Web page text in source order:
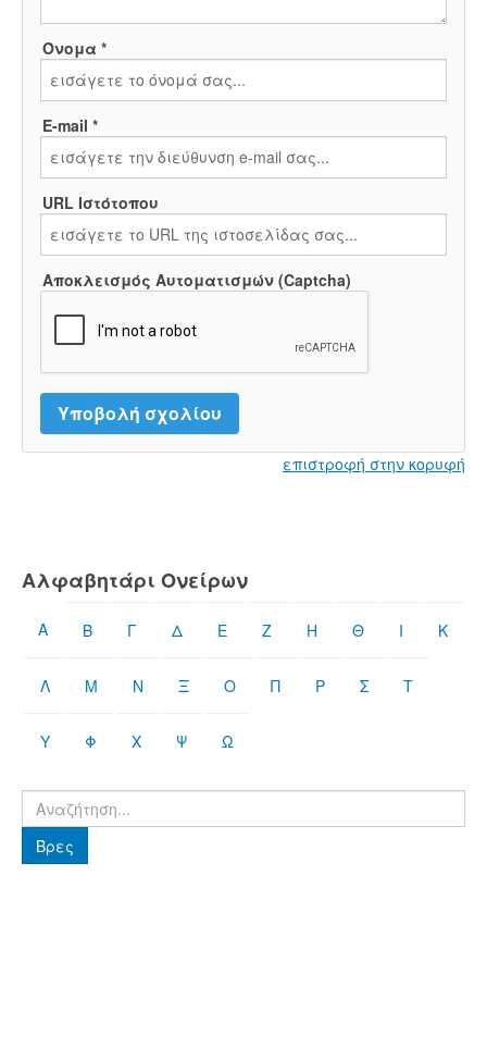
Όνομα *
E-mail *
URL Ιστότοπου
Αποκλεισμός Αυτοματισμών (Captcha)
επιστροφή στην κορυφή
Αλφαβητάρι Ονείρων
Α Β Γ Δ Ε Ζ Η Θ Ι Κ
Λ Μ Ν Ξ Ο Π Ρ Σ Τ
Υ Φ Χ Ψ Ω
Βρες
Βρες